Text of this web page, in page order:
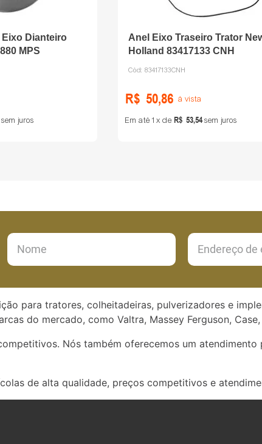
Dianteiro
MPS
sem juros
Anel Eixo Traseiro Trator
Holland 83417133 CNH
Cód: 83417133CNH
R$ 50,86 à vista
Em até1 de R$ 53,54sem juros
para tratores, colheitadeiras, pulverizadores e
do mercado, como Valtra, Massey Ferguson,
Nós também oferecemos um
de alta qualidade, preços competitivos e